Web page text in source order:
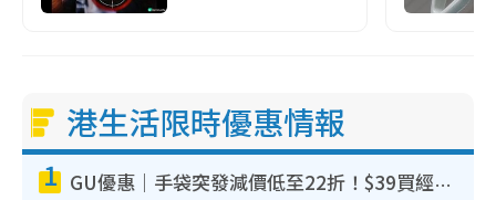
港生活限時優惠情報
1 GU優惠｜手袋突發減價低至22折！$39買經典波士頓包/餃子袋！飾物同步減價$29起！